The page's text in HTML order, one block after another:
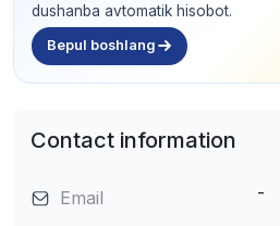
dushanba avtomatik hisobot.
Bepul boshlang
Contact information
Email -